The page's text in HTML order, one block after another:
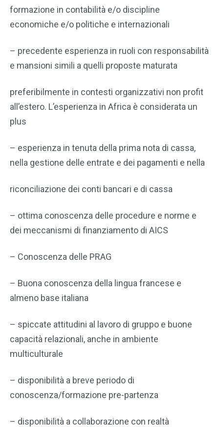
formazione in contabilità e/o discipline
economiche e/o politiche e internazionali
– precedente esperienza in ruoli con responsabilità
e mansioni simili a quelli proposte maturata
preferibilmente in contesti organizzativi non profit
all’estero. L’esperienza in Africa è considerata un
plus
– esperienza in tenuta della prima nota di cassa,
nella gestione delle entrate e dei pagamenti e nella
riconciliazione dei conti bancari e di cassa
– ottima conoscenza delle procedure e norme e
dei meccanismi di finanziamento di AICS
– Conoscenza delle PRAG
– Buona conoscenza della lingua francese e
almeno base italiana
– spiccate attitudini al lavoro di gruppo e buone
capacità relazionali, anche in ambiente
multiculturale
– disponibilità a breve periodo di
conoscenza/formazione pre-partenza
– disponibilità a collaborazione con realtà